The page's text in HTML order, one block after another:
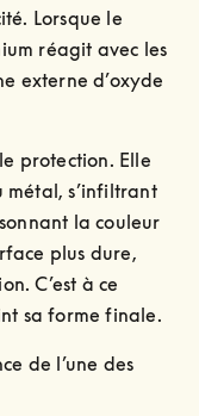
Lorsque le
réagit avec les
externe d’oxyde
protection. Elle
s’infiltrant
la couleur
plus dure,
C’est à ce
sa forme finale.
de l’une des